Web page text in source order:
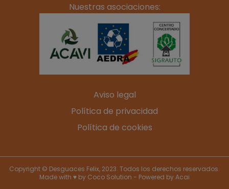
Nuestras asociaciones:
Aviso legal
Política de privacidad
Política de cookies
Copyright © Desguaces Felix, 2023. Todos los derechos reservados.
Made with ♥ by Coco Solution - Powered byAcai